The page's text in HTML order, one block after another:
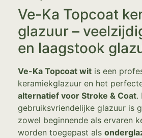
Ve-Ka Topcoat
glazuur –
en laagstook
Ve-Ka Topcoat wit is een
keramiekglazuur en het
alternatief voor Stroke & Coat.
gebruiksvriendelijke glazuur is
zowel beginnende als ervaren
worden toegepast als